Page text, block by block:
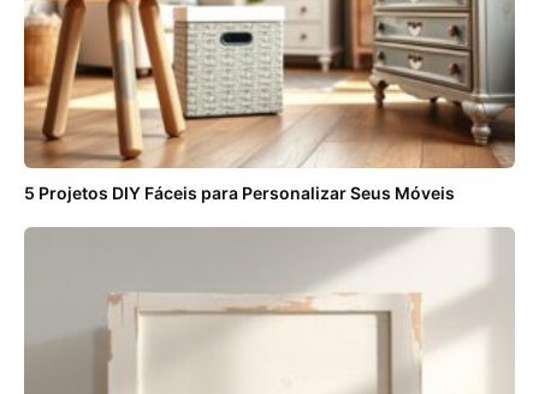
5 Projetos DIY Fáceis para Personalizar Seus Móveis